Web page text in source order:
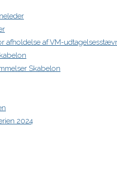
afholdelse af VM-
Skabelon
2024